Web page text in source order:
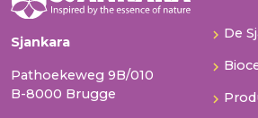
Sjankara
Pathoekeweg 9B/010
B-8000 Brugge
De